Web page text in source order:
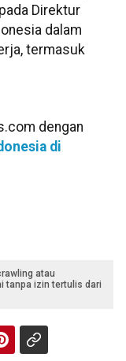
Direktur
dalam
termasuk
dengan
di
atau
tanpa izin tertulis dari